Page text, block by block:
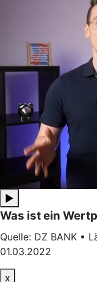
▶
Was ist ein
Quelle: DZ BANK •
01.03.2022
x